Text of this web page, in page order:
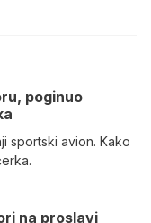
poginuo
sportski avion. Kako
na proslavi